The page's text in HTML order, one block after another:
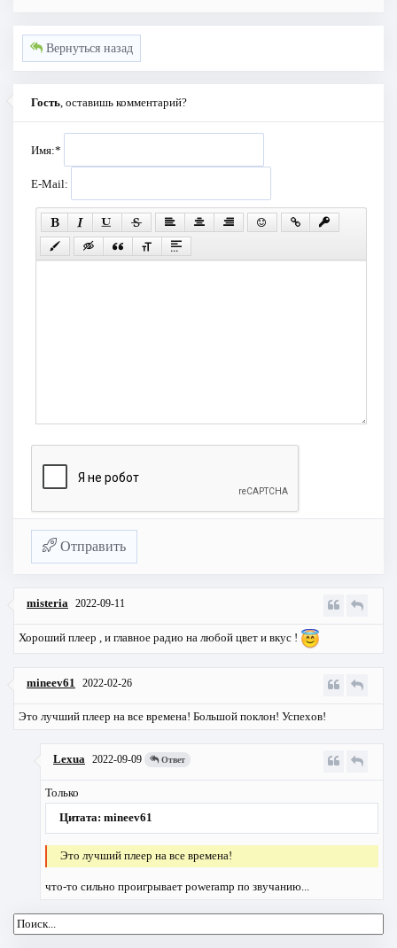
Вернуться назад
Гость , оставишь комментарий?
Имя:*
E-Mail:
Отправить
misteria 2022-09-11
Хороший плеер , и главное радио на любой цвет и вкус !
mineev61 2022-02-26
Это лучший плеер на все времена! Большой поклон! Успехов!
Lexua 2022-09-09 Ответ
Только
Цитата: mineev61
Это лучший плеер на все времена!
что-то сильно проигрывает poweramp по звучанию...